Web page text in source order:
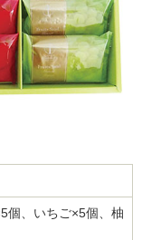
個、いちご×5個、柚